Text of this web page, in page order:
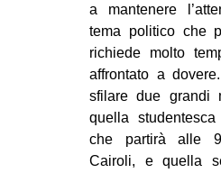
a mantenere
tema politico che
richiede molto
affrontato a
sfilare due grandi
quella
che partirà alle
Cairoli, e quella